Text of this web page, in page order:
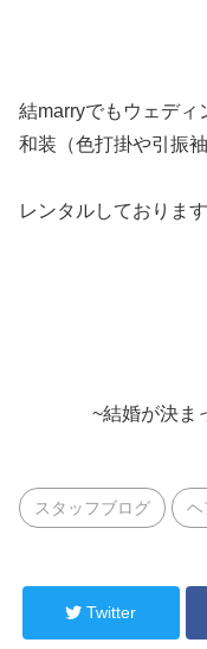
結marryでもウェディ
和装（色打掛や引振
レンタルしております
~結婚が決ま
スタッフブログ ヘ
Twitter